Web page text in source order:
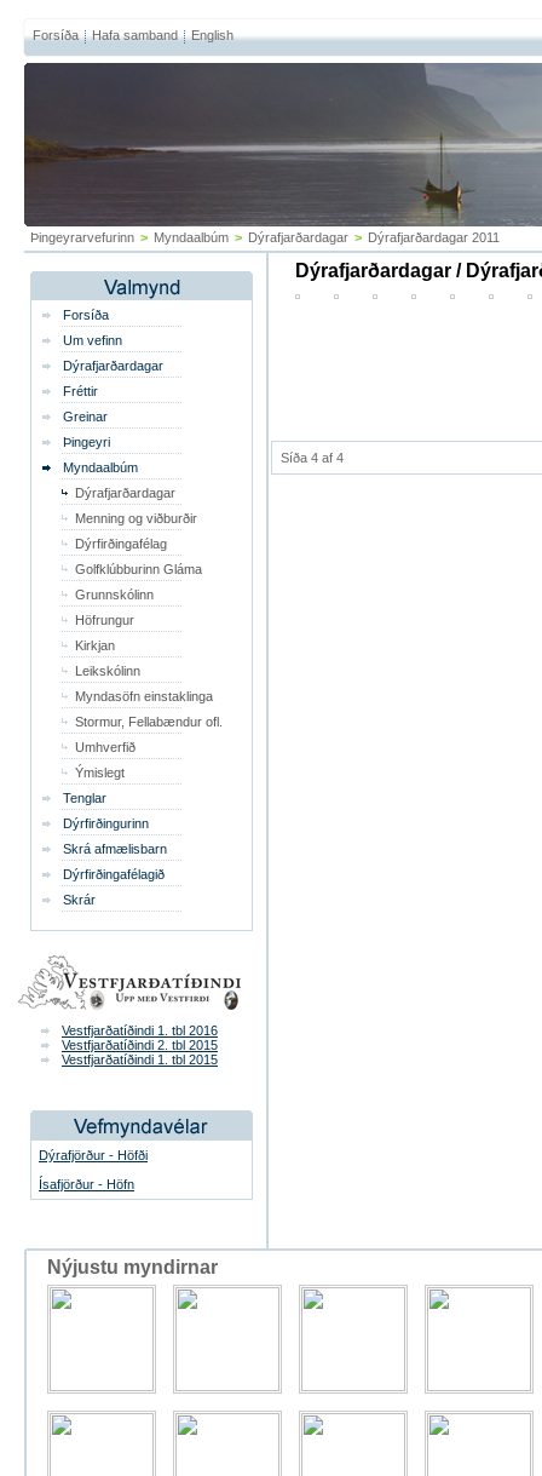
Forsíða Hafa samband English
Þingeyrarvefurinn > Myndaalbúm > Dýrafjarðardagar > Dýrafjarðardagar 2011
Forsíða
Um vefinn
Dýrafjarðardagar
Fréttir
Greinar
Þingeyri
Myndaalbúm
Dýrafjarðardagar
Menning og viðburðir
Dýrfirðingafélag
Golfklúbburinn Gláma
Grunnskólinn
Höfrungur
Kirkjan
Leikskólinn
Myndasöfn einstaklinga
Stormur, Fellabændur ofl.
Umhverfið
Ýmislegt
Tenglar
Dýrfirðingurinn
Skrá afmælisbarn
Dýrfirðingafélagið
Skrár
Vestfjarðatíðindi 1. tbl 2016
Vestfjarðatíðindi 2. tbl 2015
Vestfjarðatíðindi 1. tbl 2015
Dýrafjörður - Höfði
Ísafjörður - Höfn
Dýrafjarðardagar /
Síða 4 af 4
Nýjustu myndirnar